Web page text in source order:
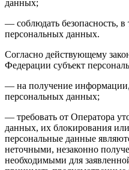
данных;
— соблюдать безопасность,
персональных данных.
Согласно действующему
Федерации субъект
— на получение
персональных данных;
— требовать от Оператора
данных, их блокирования
персональные данные
неточными, незаконно
необходимыми для